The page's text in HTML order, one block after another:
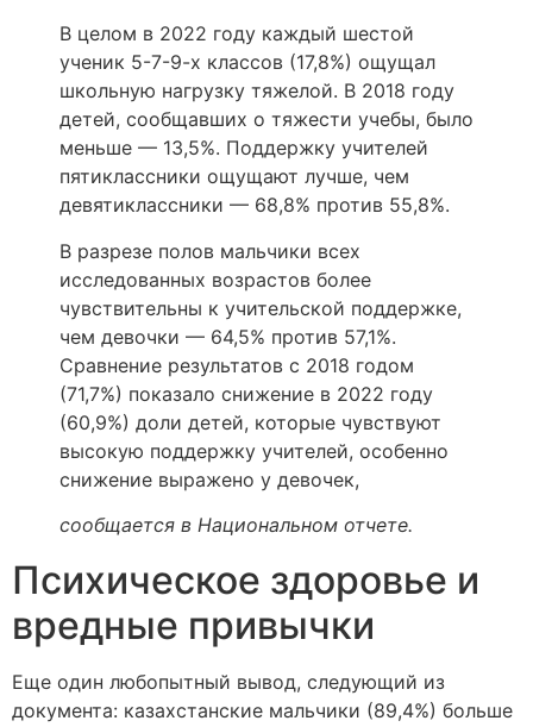
В целом в 2022 году каждый шестой
ученик 5-7-9-х классов (17,8%) ощущал
школьную нагрузку тяжелой. В 2018 году
детей, сообщавших о тяжести учебы, было
меньше — 13,5%. Поддержку учителей
пятиклассники ощущают лучше, чем
девятиклассники — 68,8% против 55,8%.
В разрезе полов мальчики всех
исследованных возрастов более
чувствительны к учительской поддержке,
чем девочки — 64,5% против 57,1%.
Сравнение результатов с 2018 годом
(71,7%) показало снижение в 2022 году
(60,9%) доли детей, которые чувствуют
высокую поддержку учителей, особенно
снижение выражено у девочек,
сообщается в Национальном отчете.
Психическое здоровье и
вредные привычки
Еще один любопытный вывод, следующий из
документа: казахстанские мальчики (89,4%) больше